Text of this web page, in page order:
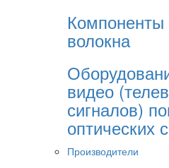
Компоненты
волокна
видео
сигналов)
оптических
Производители